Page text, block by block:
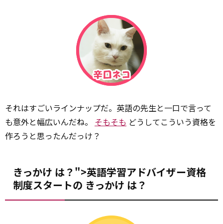
それはすごいラインナップだ。英語の先生と一口で言って
も意外と幅広いんだね。 そもそも どうしてこういう資格を
作ろうと思ったんだっけ？
きっかけ は？">英語学習アドバイザー資格
制度スタートの きっかけ は？